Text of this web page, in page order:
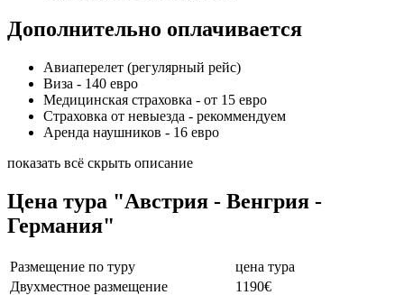
Дополнительно оплачивается
Авиаперелет (регулярный рейс)
Виза - 140 евро
Медицинская страховка - от 15 евро
Страховка от невыезда - рекоммендуем
Аренда наушников - 16 евро
показать всё скрыть описание
Цена тура "Австрия - Венгрия -
Германия"
Размещение по туру
цена тура
Двухместное размещение
1190€